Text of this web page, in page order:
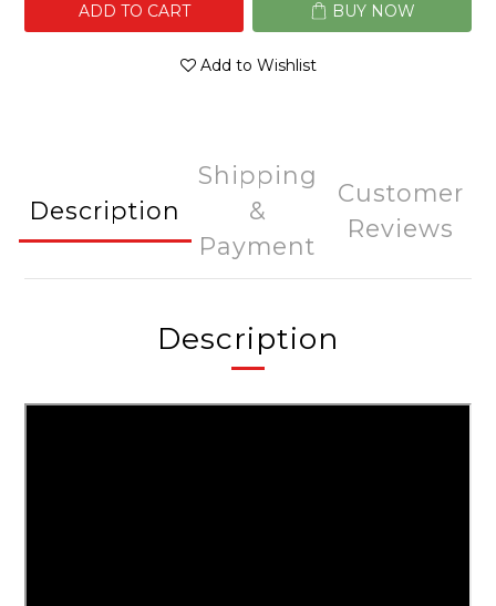
ADD TO CART BUY NOW
Add to Wishlist
Description
Shipping
&
Payment
Customer
Reviews
Description